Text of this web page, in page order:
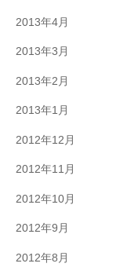
2013年4月
2013年3月
2013年2月
2013年1月
2012年12月
2012年11月
2012年10月
2012年9月
2012年8月